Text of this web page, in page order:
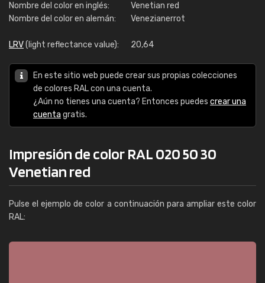
Nombre del color en inglés:
Venetian red
Nombre del color en alemán:
Venezianerrot
LRV(light reflectance value): 20,64
En este sitio web puede crear sus propias colecciones
de colores RAL con una cuenta.
¿Aún no tienes una cuenta? Entonces puedes crear una
cuenta gratis.
Impresión de color RAL 020 50 30
Venetian red
Pulse el ejemplo de color a continuación para ampliar este color
RAL: